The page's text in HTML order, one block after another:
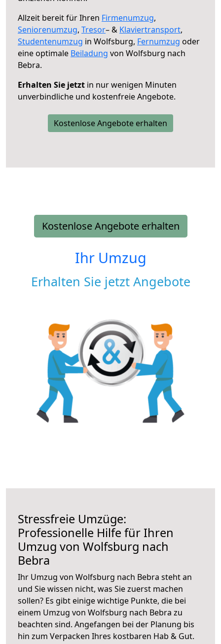
Allzeit bereit für Ihren Firmenumzug,
Seniorenumzug, Tresor– & Klaviertransport,
Studentenumzug in Wolfsburg, Fernumzug oder
eine optimale Beiladung von Wolfsburg nach
Bebra.
Erhalten Sie jetzt in nur wenigen Minuten
unverbindliche und kostenfreie Angebote.
Kostenlose Angebote erhalten
Kostenlose Angebote erhalten
Ihr Umzug
Erhalten Sie jetzt Angebote
Stressfreie Umzüge:
Professionelle Hilfe für Ihren
Umzug von Wolfsburg nach
Bebra
Ihr Umzug von Wolfsburg nach Bebra steht an
und Sie wissen nicht, was Sie zuerst machen
sollen? Es gibt einige wichtige Punkte, die bei
einem Umzug von Wolfsburg nach Bebra zu
beachten sind. Angefangen bei der Planung bis
hin zum Verpacken Ihres kostbaren Hab & Gut.